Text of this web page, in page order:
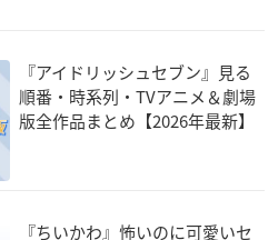
『アイドリッシュセブン』見る
順番・時系列・TVアニメ＆劇場
版全作品まとめ【2026年最新】
『ちいかわ』怖いのに可愛いセ